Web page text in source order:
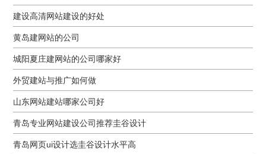
建设高清网站建设的好处
黄岛建网站的公司
城阳夏庄建网站的公司哪家好
外贸建站与推广如何做
山东网站建站哪家公司好
青岛专业网站建设公司推荐圭谷设计
青岛网页ui设计选圭谷设计水平高